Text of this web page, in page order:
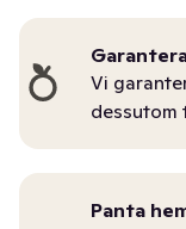
Vi
dessutom
Panta